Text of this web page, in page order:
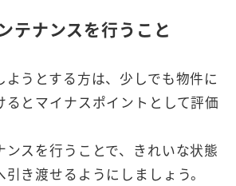
テナンスを行うこと
ようとする方は、少しでも物件に
るとマイナスポイントとして評価
スを行うことで、きれいな状態
き渡せるようにしましょう。